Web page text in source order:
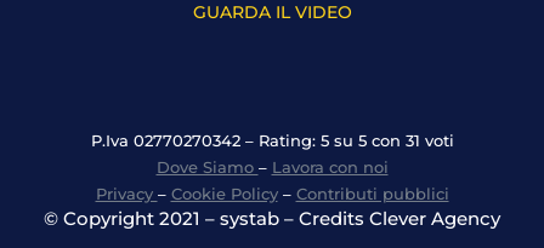
GUARDA IL VIDEO
P.Iva 02770270342 – Rating: 5 su 5 con 31 voti
Dove Siamo – Lavora con noi
Privacy – Cookie Policy– Contributi pubblici
© Copyright 2021 – systab – Credits Clever Agency